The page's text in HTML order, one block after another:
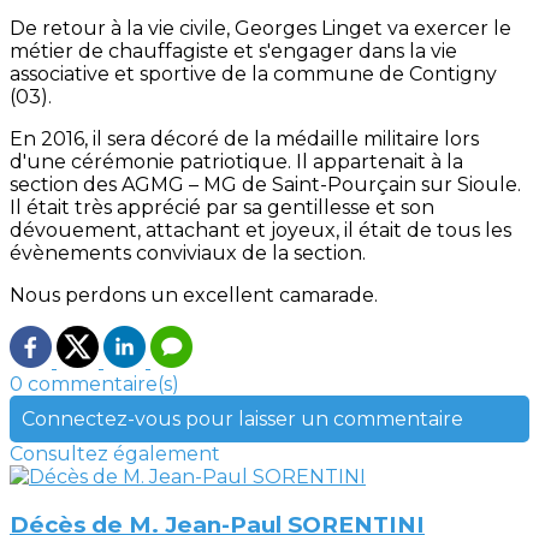
De retour à la vie civile, Georges Linget va exercer le
métier de chauffagiste et s'engager dans la vie
associative et sportive de la commune de Contigny
(03).
En 2016, il sera décoré de la médaille militaire lors
d'une cérémonie patriotique. Il appartenait à la
section des AGMG – MG de Saint-Pourçain sur Sioule.
Il était très apprécié par sa gentillesse et son
dévouement, attachant et joyeux, il était de tous les
évènements conviviaux de la section.
Nous perdons un excellent camarade.
0 commentaire(s)
Connectez-vous pour laisser un commentaire
Consultez également
Décès de M. Jean-Paul SORENTINI